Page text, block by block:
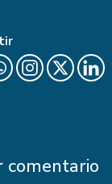
comentario